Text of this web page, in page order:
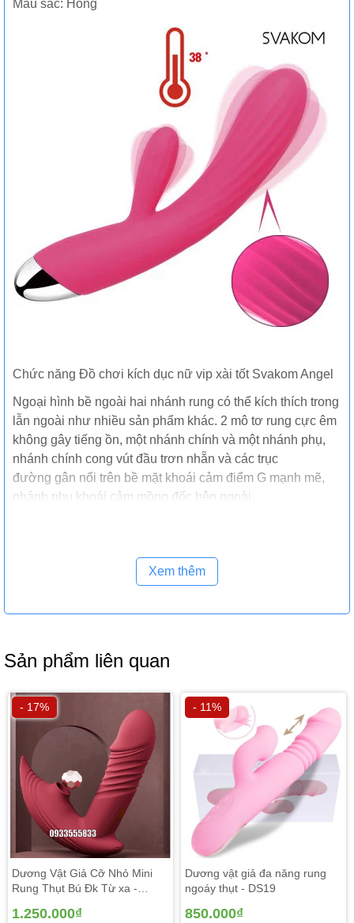
Màu sắc: Hồng
Chức năng Đồ chơi kích dục nữ vip xài tốt Svakom Angel
Ngoại hình bề ngoài hai nhánh rung có thể kích thích trong
lẫn ngoài như nhiều sản phẩm khác. 2 mô tơ rung cực êm
không gây tiếng ồn, một nhánh chính và một nhánh phụ,
nhánh chính cong vút đầu trơn nhẵn và các trục
đường gân nổi trên bề mặt khoái cảm điểm G mạnh mẽ,
nhánh phụ khoái cảm mồng đốc bên ngoài.
Xem thêm
Sản phẩm liên quan
- 17%
Dương Vật Giả Cỡ Nhỏ Mini
Rung Thụt Bú Đk Từ xa -
1.250.000₫
- 11%
Dương vật giả đa năng rung
ngoáy thụt - DS19
850.000₫